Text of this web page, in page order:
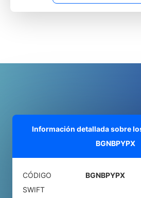
Información detallada sobre
BGNBPYPX
CÓDIGO
SWIFT
BGNBPYPX